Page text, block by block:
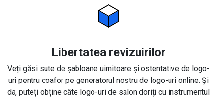
Libertatea revizuirilor
Veți găsi sute de șabloane uimitoare și ostentative de logo-
uri pentru coafor pe generatorul nostru de logo-uri online. Și
da, puteți obține câte logo-uri de salon doriți cu instrumentul